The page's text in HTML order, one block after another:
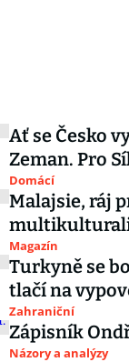
Ať se Česko
Zeman. Pro
Domácí
Malajsie, ráj
Magazín
Turkyně se
tlačí na
Zahraniční
Zápisník
Názory a analýzy